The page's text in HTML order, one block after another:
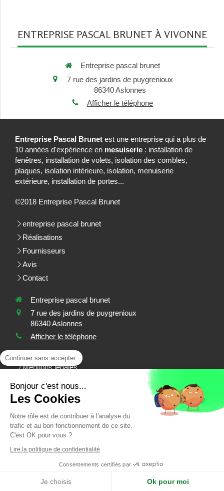
ENTREPRISE PASCAL BRUNET À VIVONNE
Entreprise pascal brunet
7 rue des jardins de puygrenioux
86340Aslonnes
Afficher le téléphone
Entreprise Pascal Brunet est une entreprise qui a plus de
10 années d'expérience en mesuiserie : installation de
fenêtres, installation de volets, isolation des combles,
plaques, isolation intérieure, isolation, menuiserie
extérieure, installation de portes...
©2018 Entreprise Pascal Brunet
entreprise pascal brunet
Réalisations
Fournisseurs
Avis
Contact
Entreprise pascal brunet
7 rue des jardins de puygrenioux
86340Aslonnes
Afficher le téléphone
Mentions légales
Plaques, menuiserie extérieure, isolation intérieure, isolation
des combles, isolation, installation de volets, installation de
portes, installation de fenêtres
Création et référencement du site par Simplébo
Ce site a été proposé par
Foussier Quincaillerie
Continuer sans accepter
Bonjour c'est nous...
Les Cookies
Notre rôle est de contribuer à l'analyse du
trafic et au bon fonctionnement de ce site.
C'est OK pour vous ?
Lire la politique de confidentialité
Consentements certifiés par
Je choisis Ok pour moi